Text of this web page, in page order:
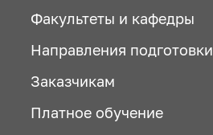
Факультеты и кафедры
Направления подготовки
Заказчикам
Платное обучение